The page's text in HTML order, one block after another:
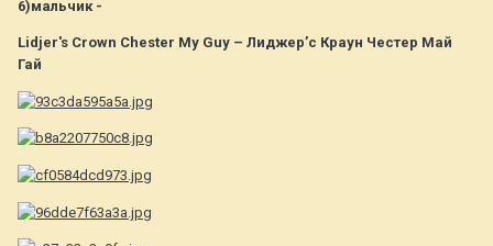
6)мальчик -
Lidjer's Crown Chester My Guy – Лиджер’с Краун Честер Май
Гай